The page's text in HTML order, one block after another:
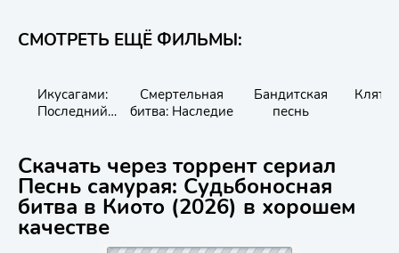
СМОТРЕТЬ ЕЩЁ ФИЛЬМЫ:
Икусагами:
Последний
Смертельная
битва: Наследие
Бандитская
песнь
Скачать через торрент сериал
Песнь самурая: Судьбоносная
битва в Киото (2026) в хорошем
качестве